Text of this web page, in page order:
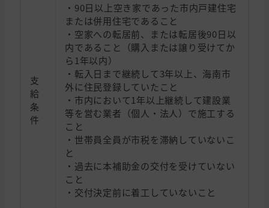
支
給
条
件
・90日以上空き家であった市内戸建住宅
または併用住宅であること
・空家への転居前、または転居後90日以
内であること（購入または譲り受けてか
ら1年以内）
・転入日まで継続して3年以上、海南市
外に住民登録していたこと
・市内において1年以上継続して建設業
等を営む業者（個人・法人）で施工する
こと
・世帯員全員が市税を滞納していないこ
と
・過去に本補助金の交付を受けていない
こと
・交付決定前に着工していないこと